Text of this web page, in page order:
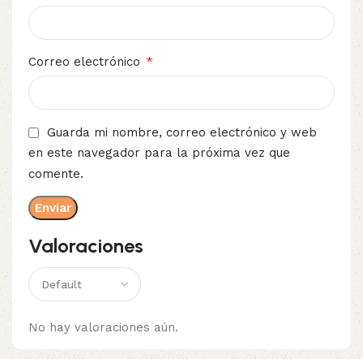
Valoraciones
No hay valoraciones aún.
Correo electrónico *
Guarda mi nombre, correo electrónico y web
en este navegador para la próxima vez que
comente.